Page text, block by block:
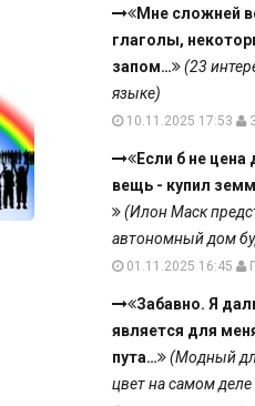
Мне сложней
глаголы,
запом…
(23
языке)
10.11.2025 17:53
Если б не
вещь - купил
(Илон Маск
автономный дом
01.11.2025 16:45
Забавно. Я
является для
пута…
(Модный
цвет на самом деле